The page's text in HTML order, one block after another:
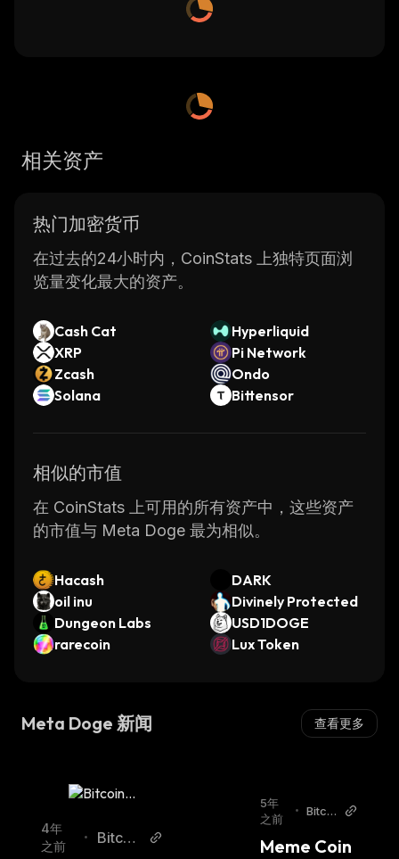
相关资产
热门加密货币
在过去的24小时内，CoinStats 上独特页面浏
览量变化最大的资产。
Cash Cat
Hyperliquid
XRP
Pi Network
Zcash
Ondo
Solana
Bittensor
相似的市值
在 CoinStats 上可用的所有资产中，这些资产
的市值与 Meta Doge 最为相似。
Hacash
DARK
oil inu
Divinely Protected
Dungeon Labs
USD1DOGE
rarecoin
Lux Token
Meta Doge 新闻 查看更多
4年
之前
•
Bitcoi
5年
之前
• Bitcoi
m
Meme Coin